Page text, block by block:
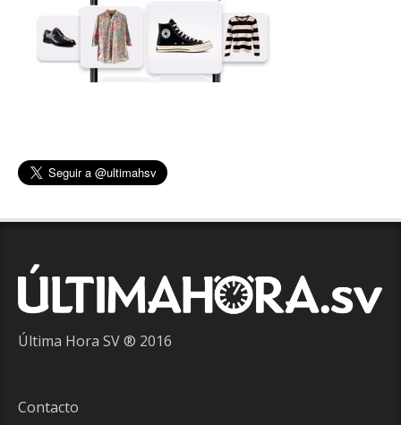
Última Hora SV ® 2016
Contacto